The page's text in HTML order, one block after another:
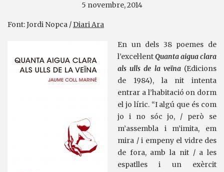
5 novembre, 2014
Font: Jordi Nopca /Diari Ara
En un dels 38 poemes de
l’excel·lentQuanta aigua clara
als ulls de la veïna(Edicions
de 1984), la nit intenta
entrar a l’habitació on dorm
el jo líric. “I algú que és com
jo i no sóc jo, / però se
m’assembla i m’imita, em
mira / i empeny el vidre des
de fora, amb la nit / a les
espatlles i un exèrcit